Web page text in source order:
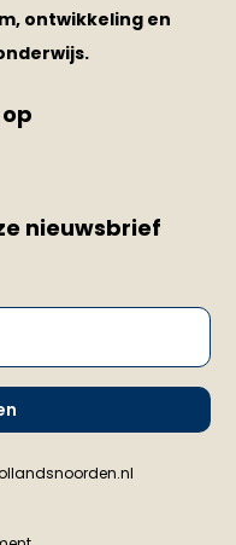
ontwikkeling en
nieuwsbrief